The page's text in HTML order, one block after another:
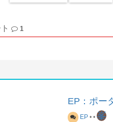
1
EP：ポー
EP ••峯